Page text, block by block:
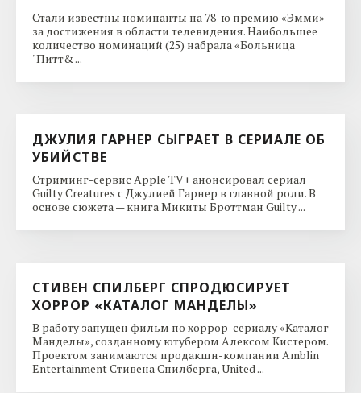
Стали известны номинанты на 78-ю премию «Эмми»
за достижения в области телевидения. Наибольшее
количество номинаций (25) набрала «Больница
"Питт& ...
ДЖУЛИЯ ГАРНЕР СЫГРАЕТ В СЕРИАЛЕ ОБ
УБИЙСТВЕ
Стриминг-сервис Apple TV+ анонсировал сериал
Guilty Creatures с Джулией Гарнер в главной роли. В
основе сюжета — книга Микиты Броттман Guilty ...
СТИВЕН СПИЛБЕРГ СПРОДЮСИРУЕТ
ХОРРОР «КАТАЛОГ МАНДЕЛЫ»
В работу запущен фильм по хоррор-сериалу «Каталог
Манделы», созданному ютубером Алексом Кистером.
Проектом занимаются продакшн-компании Amblin
Entertainment Стивена Спилберга, United ...